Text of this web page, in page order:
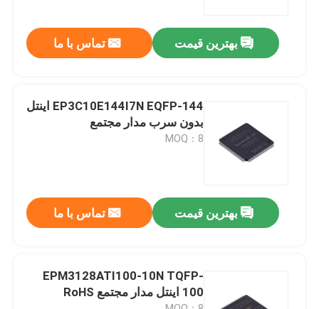
درباره ما
کنترل کیفیت
با ما تماس بگیرید
درخواست نقل قول
تراشه آی سی حافظه فلش
بهترین قیمت تماس با ما
EP3C10E144I7N EQFP-144 اینتل
بدون سرب مدار مجتمع
MOQ：8
بهترین قیمت تماس با ما
EPM3128ATI100-10N TQFP-
100 اینتل مدار مجتمع RoHS